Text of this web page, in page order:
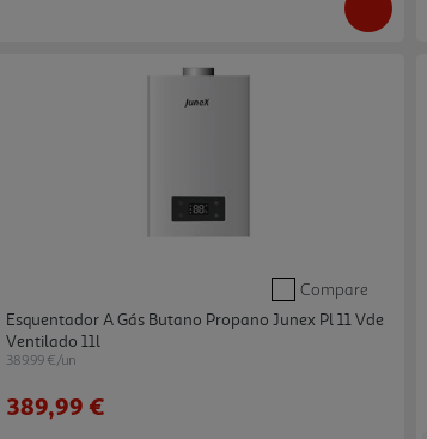
Compare
Esquentador A Gás Butano Propano Junex Pl 11 Vde
Ventilado 11l
389.99 €/un
389,99 €